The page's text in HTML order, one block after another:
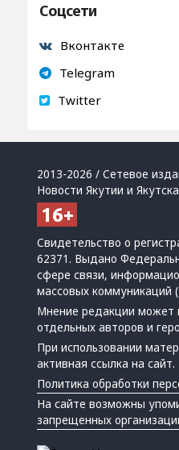
Соцсети
Вконтакте
Telegram
Twitter
2013-2026 / Сетевое
Новости Якутии и Якутска
Свидетельство о
62371. Выдано
сфере связи,
массовых коммуникаций
Мнение редакции может
отдельных авторов и
При использовании
активная ссылка на сайт.
Политика обработки
На сайте возможны
запрещенных